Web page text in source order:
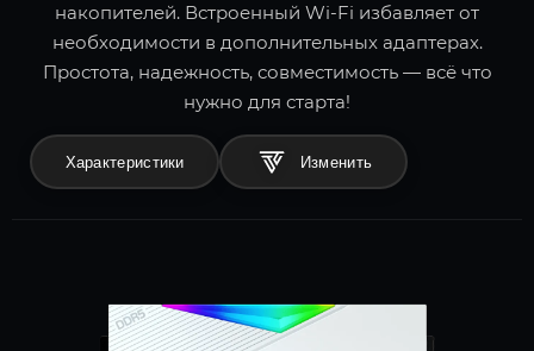
накопителей. Встроенный Wi-Fi избавляет от
необходимости в дополнительных адаптерах.
Простота, надежность, совместимость — всё что
нужно для старта!
Характеристики